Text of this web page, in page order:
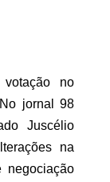
no
jornal 98
Juscélio
na
negociação